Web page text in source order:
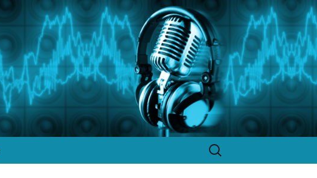
Suchen
nach: